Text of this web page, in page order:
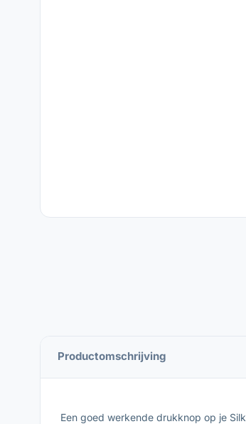
Productomschrijving
Een goed werkende drukknop op je